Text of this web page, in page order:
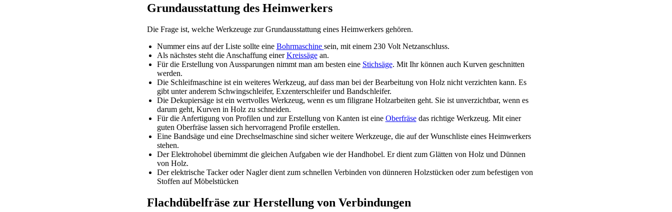
Grundausstattung des Heimwerkers
Die Frage ist, welche Werkzeuge zur Grundausstattung eines Heimwerkers gehören.
Nummer eins auf der Liste sollte eine Bohrmaschine sein, mit einem 230 Volt Netzanschluss.
Als nächstes steht die Anschaffung einerKreissägean.
Für die Erstellung von Aussparungen nimmt man am besten eine Stichsäge. Mit Ihr können auch Kurven geschnitten
werden.
Die Schleifmaschine ist ein weiteres Werkzeug, auf dass man bei der Bearbeitung von Holz nicht verzichten kann. Es
gibt unter anderem Schwingschleifer, Exzenterschleifer und Bandschleifer.
Die Dekupiersäge ist ein wertvolles Werkzeug, wenn es um filigrane Holzarbeiten geht. Sie ist unverzichtbar, wenn es
darum geht, Kurven in Holz zu schneiden.
Für die Anfertigung von Profilen und zur Erstellung von Kanten ist eine Oberfräsedas richtige Werkzeug. Mit einer
guten Oberfräse lassen sich hervorragend Profile erstellen.
Eine Bandsäge und eine Drechselmaschine sind sicher weitere Werkzeuge, die auf der Wunschliste eines Heimwerkers
stehen.
Der Elektrohobel übernimmt die gleichen Aufgaben wie der Handhobel. Er dient zum Glätten von Holz und Dünnen
von Holz.
Der elektrische Tacker oder Nagler dient zum schnellen Verbinden von dünneren Holzstücken oder zum befestigen von
Stoffen auf Möbelstücken
Flachdübelfräse zur Herstellung von Verbindungen